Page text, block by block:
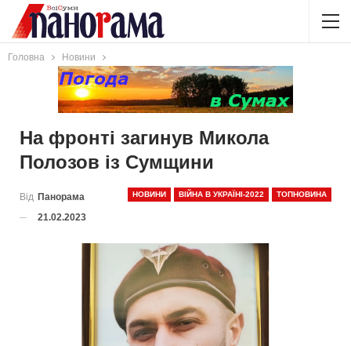
Головна Новини
На фронті загинув Микола
Полозов із Сумщини
НОВИНИ ВІЙНА В УКРАЇНІ-2022 ТОПНОВИНА
Від Панорама
21.02.2023